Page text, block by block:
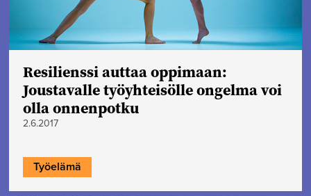
Resilienssi auttaa oppimaan:
Joustavalle työyhteisölle ongelma voi
olla onnenpotku
2.6.2017
Työelämä